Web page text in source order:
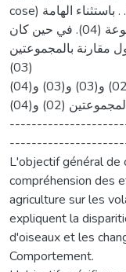
cose) في بلازما الدم مقارنة بمجموعات السيطرة. . باستثناء الهامة
زيادة في نسبة الدهون الثلاثية في المجموعة (04). في حين كان
مقارنة بالمجموعتين
(03)
و(04)، والدهون الثلاثية بين المجموعتين (02) و(03) و(03) و(04)
على التوالي، والجلوكوز في المجموعتين (02) و(04).
L'objectif général
compréhension des
agriculture sur les
expliquent la
d'oiseaux et les
Comportement.